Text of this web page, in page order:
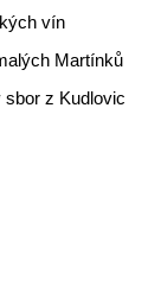
vín
Martínků
sbor z Kudlovic